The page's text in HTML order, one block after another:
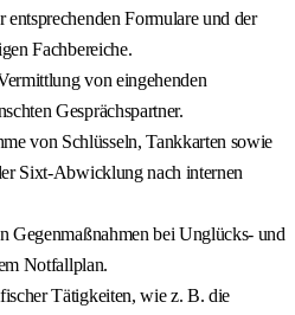
entsprechenden Formulare und der
Fachbereiche.
von eingehenden
Gesprächspartner.
von Schlüsseln, Tankkarten sowie
Sixt-Abwicklung nach internen
Gegenmaßnahmen bei Unglücks- und
Notfallplan.
Tätigkeiten, wie z. B. die